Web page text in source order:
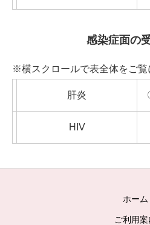
感染症面の
※横スクロールで表全体をご覧
肝炎
HIV
ホーム
ご利用案